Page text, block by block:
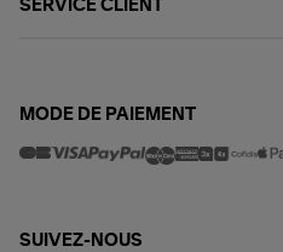
SERVICE CLIENT
MODE DE PAIEMENT
SUIVEZ-NOUS